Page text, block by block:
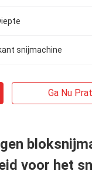
snijmachine
Ga Nu
voor het